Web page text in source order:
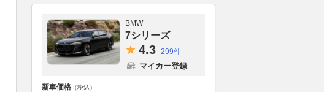
BMW
7シリーズ
4.3 299件
マイカー登録
新車価格 （税込）